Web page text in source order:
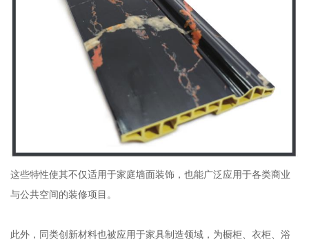
这些特性使其不仅适用于家庭墙面装饰，也能广泛应用于各类商业
与公共空间的装修项目。
此外，同类创新材料也被应用于家具制造领域，为橱柜、衣柜、浴